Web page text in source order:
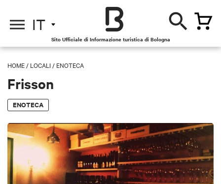
IT
Sito Ufficiale di Informazione turistica di Bologna
HOME / LOCALI / ENOTECA
Frisson
ENOTECA